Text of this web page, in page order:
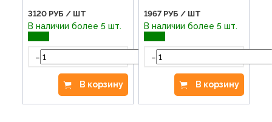
3120 РУБ / ШТ
В наличии более 5 шт.
-
В корзину
1967 РУБ / ШТ
В наличии более 5 шт.
-
В корзину